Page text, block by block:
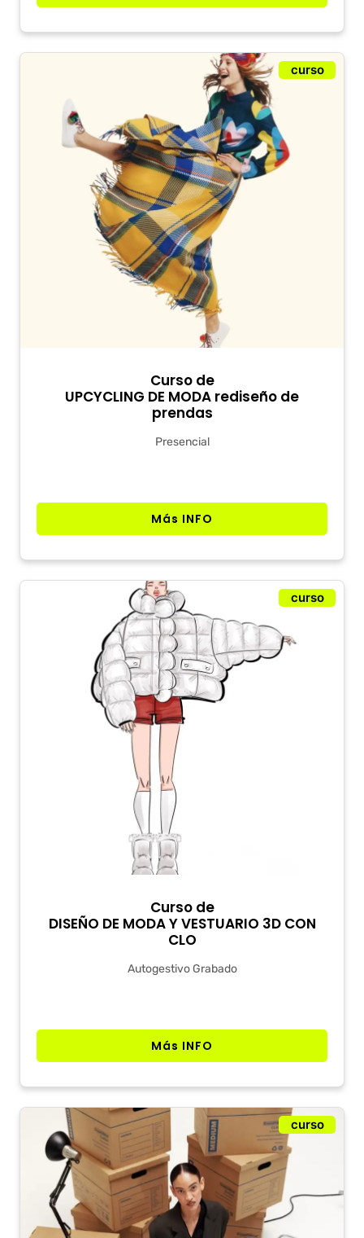
curso
Curso de
UPCYCLING DE MODA rediseño de
prendas
Presencial
Más INFO
curso
Curso de
DISEÑO DE MODA Y VESTUARIO 3D CON
CLO
Autogestivo Grabado
Más INFO
curso